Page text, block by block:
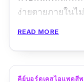
ง่ายดายภายใน
เคส iPad รุ่นนี้ฝ
หลังเป็นพื้นเรียบ
READ MORE
คีย์บอร์ดเคสไอแพดสี